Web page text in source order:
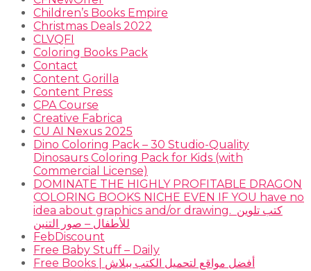
Children’s Books Empire
Christmas Deals 2022
CLVQFI
Coloring Books Pack
Contact
Content Gorilla
Content Press
CPA Course
Creative Fabrica
CU AI Nexus 2025
Dino Coloring Pack – 30 Studio-Quality
Dinosaurs Coloring Pack for Kids (with
Commercial License)
DOMINATE THE HIGHLY PROFITABLE DRAGON
COLORING BOOKS NICHE EVEN IF YOU have no
idea about graphics and/or drawing. ​ كتب تلوين
للأطفال – صور التنين
FebDiscount
Free Baby Stuff – Daily
Free Books | أفضل مواقع لتحميل الكتب ببلاش